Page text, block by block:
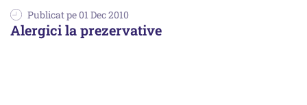
Publicat pe 01 Dec 2010
Alergici la prezervative